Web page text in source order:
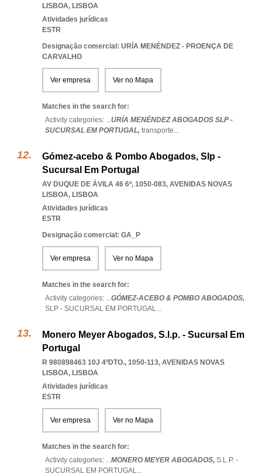
LISBOA, LISBOA
Atividades jurídicas
ESTR
Designação comercial: URÍA MENÉNDEZ - PROENÇA DE
CARVALHO
Ver empresa Ver no Mapa
Matches in the search for:
Activity categories: ...URÍA MENÉNDEZ ABOGADOS SLP -
SUCURSAL EM PORTUGAL, transporte...
Gómez-acebo & Pombo Abogados, Slp -
Sucursal Em Portugal
AV DUQUE DE ÁVILA 46 6º, 1050-083, AVENIDAS NOVAS
LISBOA, LISBOA
Atividades jurídicas
ESTR
Designação comercial: GA_P
Ver empresa Ver no Mapa
Matches in the search for:
Activity categories: ...GÓMEZ-ACEBO & POMBO ABOGADOS,
SLP - SUCURSAL EM PORTUGAL...
Monero Meyer Abogados, S.l.p. - Sucursal Em
Portugal
R 980898463 10J 4ºDTO., 1050-113, AVENIDAS NOVAS
LISBOA, LISBOA
Atividades jurídicas
ESTR
Ver empresa Ver no Mapa
Matches in the search for:
Activity categories: ...MONERO MEYER ABOGADOS, S.L.P. -
SUCURSAL EM PORTUGAL...